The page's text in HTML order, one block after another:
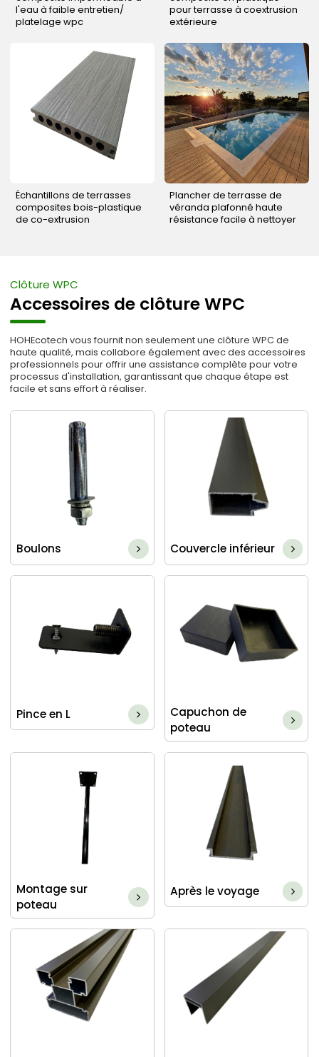
l'eau à faible entretien/
platelage wpc
pour terrasse à coextrusion
extérieure
Échantillons de terrasses
composites bois-plastique
de co-extrusion
Plancher de terrasse de
véranda plafonné haute
résistance facile à nettoyer
Clôture WPC
Accessoires de clôture WPC
HOHEcotech vous fournit non seulement une clôture WPC de
haute qualité, mais collabore également avec des accessoires
professionnels pour offrir une assistance complète pour votre
processus d'installation, garantissant que chaque étape est
facile et sans effort à réaliser.
Boulons Couvercle inférieur
Pince en L
Capuchon de
poteau
Montage sur
poteau
Après le voyage